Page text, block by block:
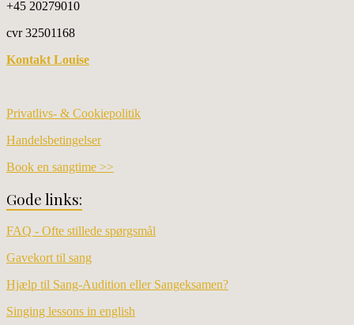
+45 20279010
cvr 32501168
Kontakt Louise
Privatlivs- & Cookiepolitik
Handelsbetingelser
Book en sangtime >>
Gode links:
FAQ - Ofte stillede spørgsmål
Gavekort til sang
Hjælp til Sang-Audition eller Sangeksamen?
Singing lessons in english